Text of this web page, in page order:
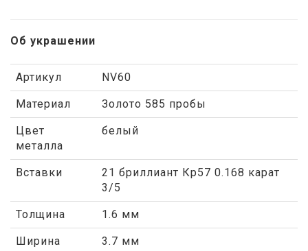
Об украшении
Артикул NV60
Материал Золото 585 пробы
Цвет
металла
белый
Вставки
21 бриллиант Кр57 0.168 карат
3/5
Толщина 1.6 мм
Ширина 3.7 мм